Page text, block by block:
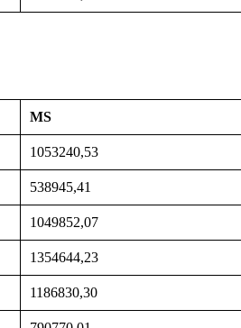
MS
1053240,53
538945,41
1049852,07
1354644,23
1186830,30